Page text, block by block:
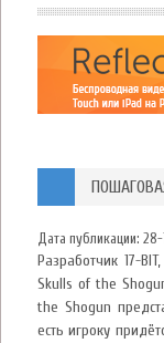
Дата публикации: 28-
Разработчик 17-
Skulls of the
the Shogun
есть игроку